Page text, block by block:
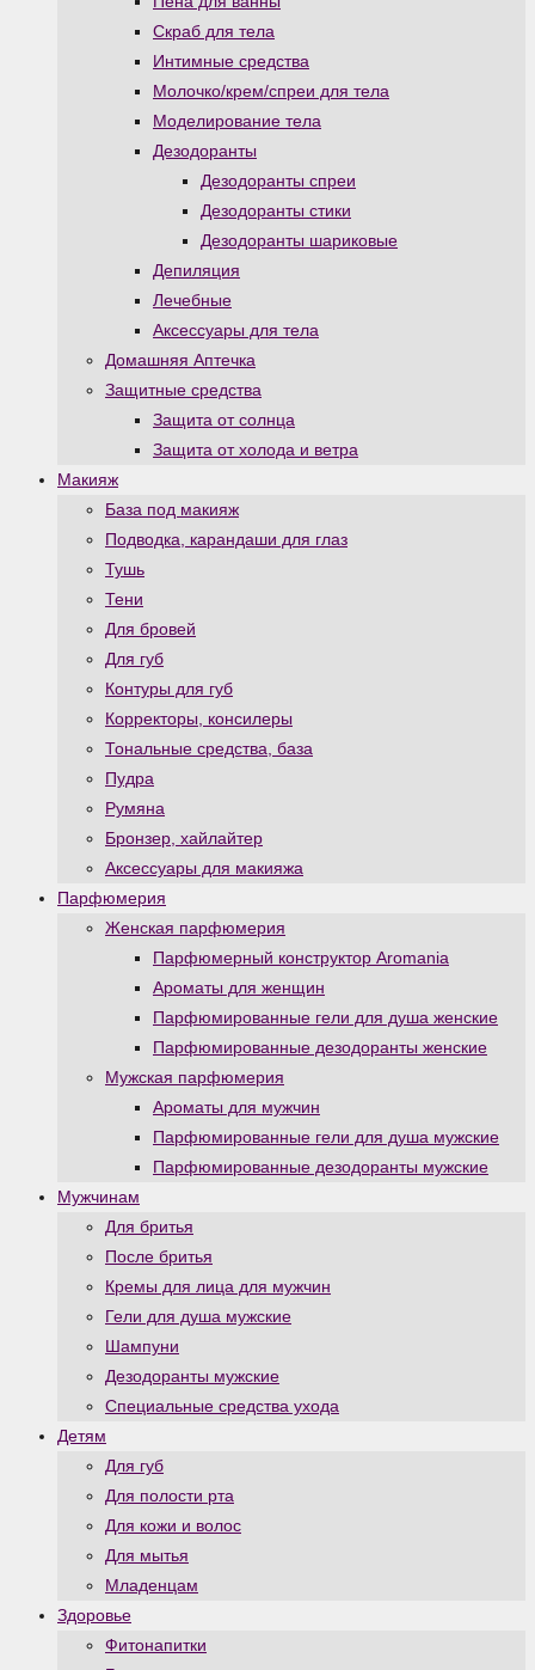
Скраб для тела
Интимные средства
Молочко/крем/спреи для тела
Моделирование тела
Дезодоранты
Дезодоранты спреи
Дезодоранты стики
Дезодоранты шариковые
Депиляция
Лечебные
Аксессуары для тела
Домашняя Аптечка
Защитные средства
Защита от солнца
Защита от холода и ветра
Макияж
База под макияж
Подводка, карандаши для глаз
Тушь
Тени
Для бровей
Для губ
Контуры для губ
Корректоры, консилеры
Тональные средства, база
Пудра
Румяна
Бронзер, хайлайтер
Аксессуары для макияжа
Парфюмерия
Женская парфюмерия
Парфюмерный конструктор Aromania
Ароматы для женщин
Парфюмированные гели для душа женские
Парфюмированные дезодоранты женские
Мужская парфюмерия
Ароматы для мужчин
Парфюмированные гели для душа мужские
Парфюмированные дезодоранты мужские
Мужчинам
Для бритья
После бритья
Кремы для лица для мужчин
Гели для душа мужские
Шампуни
Дезодоранты мужские
Специальные средства ухода
Детям
Для губ
Для полости рта
Для кожи и волос
Для мытья
Младенцам
Здоровье
Фитонапитки